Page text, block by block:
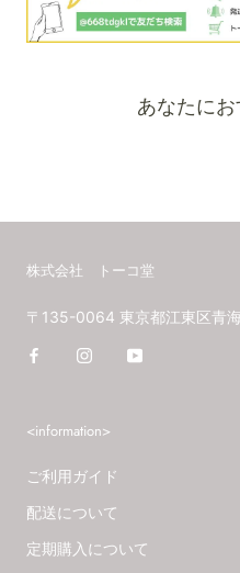
あなたに
株式会社 トーコ堂
〒135-0064 東京都江東区青
<information>
ご利用ガイド
配送について
定期購入について